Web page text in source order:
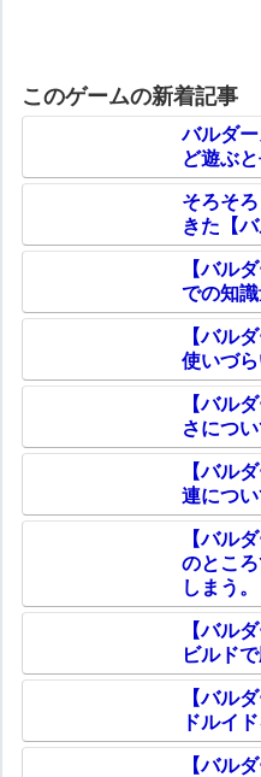
このゲームの新着記事
バルダ
ど遊ぶと
そろそ
きた【
【バル
での知識
【バル
使いづら
【バル
さについ
【バル
連につい
【バル
のとこ
しまう。
【バル
ビルド
【バル
ドルイ
【バル